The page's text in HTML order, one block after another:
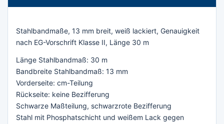
Stahlbandmaße, 13 mm breit, weiß lackiert, Genauigkeit
nach EG-Vorschrift Klasse II, Länge 30 m
Länge Stahlbandmaß: 30 m
Bandbreite Stahlbandmaß: 13 mm
Vorderseite: cm-Teilung
Rückseite: keine Bezifferung
Schwarze Maßteilung, schwarzrote Bezifferung
Stahl mit Phosphatschicht und weißem Lack gegen